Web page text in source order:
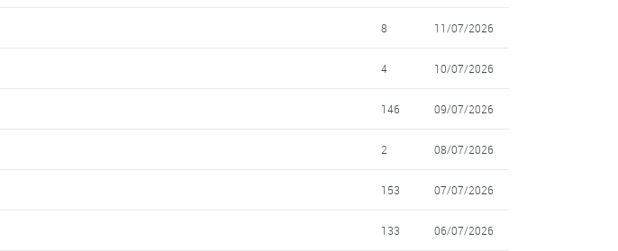
8 11/07/2026
4 10/07/2026
146 09/07/2026
2 08/07/2026
153 07/07/2026
133 06/07/2026